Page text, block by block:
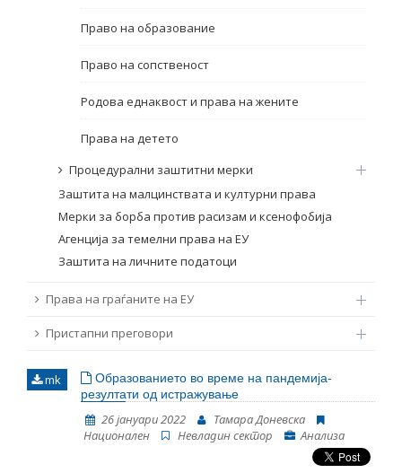
Право на образование
Право на сопственост
Родова еднаквост и права на жените
Права на детето
Процедурални заштитни мерки
Заштита на малцинствата и културни права
Мерки за борба против расизам и ксенофобија
Агенција за темелни права на ЕУ
Заштита на личните податоци
Права на граѓаните на ЕУ
Пристапни преговори
mk
Образованието во време на пандемија-
резултати од истражување
26 јануари 2022
Тамара Доневска
Национален
Невладин сектор Анализа